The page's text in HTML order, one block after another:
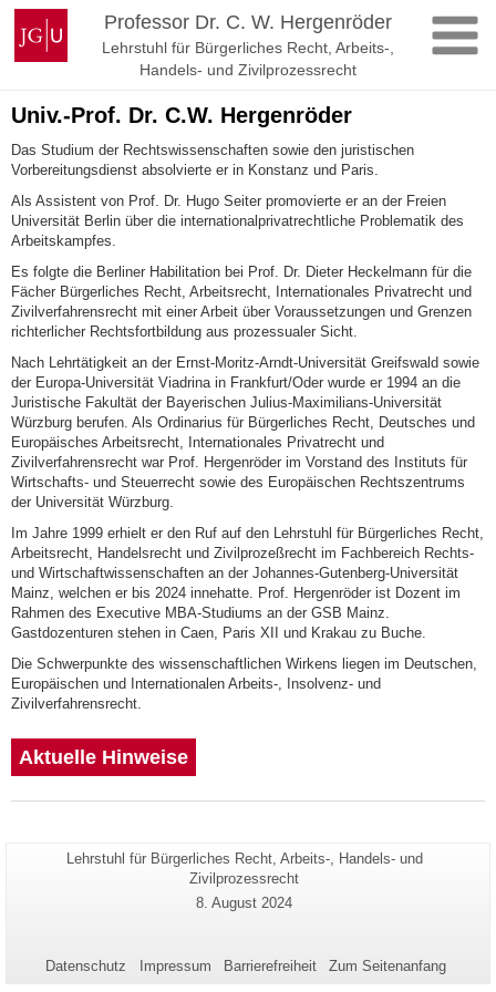
Zum
Inhalt
springen
Johannes
Gutenberg-
Universität
Professor Dr. C. W. Hergenröder
Lehrstuhl für Bürgerliches Recht, Arbeits-,
Handels- und Zivilprozessrecht
Univ.-Prof. Dr. C.W. Hergenröder
Das Studium der Rechtswissenschaften sowie den juristischen
Vorbereitungsdienst absolvierte er in Konstanz und Paris.
Als Assistent von Prof. Dr. Hugo Seiter promovierte er an der Freien
Universität Berlin über die internationalprivatrechtliche Problematik des
Arbeitskampfes.
Es folgte die Berliner Habilitation bei Prof. Dr. Dieter Heckelmann für die
Fächer Bürgerliches Recht, Arbeitsrecht, Internationales Privatrecht und
Zivilverfahrensrecht mit einer Arbeit über Voraussetzungen und Grenzen
richterlicher Rechtsfortbildung aus prozessualer Sicht.
Nach Lehrtätigkeit an der Ernst-Moritz-Arndt-Universität Greifswald sowie
der Europa-Universität Viadrina in Frankfurt/Oder wurde er 1994 an die
Juristische Fakultät der Bayerischen Julius-Maximilians-Universität
Würzburg berufen. Als Ordinarius für Bürgerliches Recht, Deutsches und
Europäisches Arbeitsrecht, Internationales Privatrecht und
Zivilverfahrensrecht war Prof. Hergenröder im Vorstand des Instituts für
Wirtschafts- und Steuerrecht sowie des Europäischen Rechtszentrums
der Universität Würzburg.
Im Jahre 1999 erhielt er den Ruf auf den Lehrstuhl für Bürgerliches Recht,
Arbeitsrecht, Handelsrecht und Zivilprozeßrecht im Fachbereich Rechts-
und Wirtschaftwissenschaften an der Johannes-Gutenberg-Universität
Mainz, welchen er bis 2024 innehatte. Prof. Hergenröder ist Dozent im
Rahmen des Executive MBA-Studiums an der GSB Mainz.
Gastdozenturen stehen in Caen, Paris XII und Krakau zu Buche.
Die Schwerpunkte des wissenschaftlichen Wirkens liegen im Deutschen,
Europäischen und Internationalen Arbeits-, Insolvenz- und
Zivilverfahrensrecht.
Aktuelle Hinweise
Zusätzliche
Informationen
zu
Seite
Seiten-
Lehrstuhl für Bürgerliches Recht, Arbeits-, Handels- und
Zivilprozessrecht
Letzte
8. August 2024
Datenschutz Impressum Barrierefreiheit Zum Seitenanfang